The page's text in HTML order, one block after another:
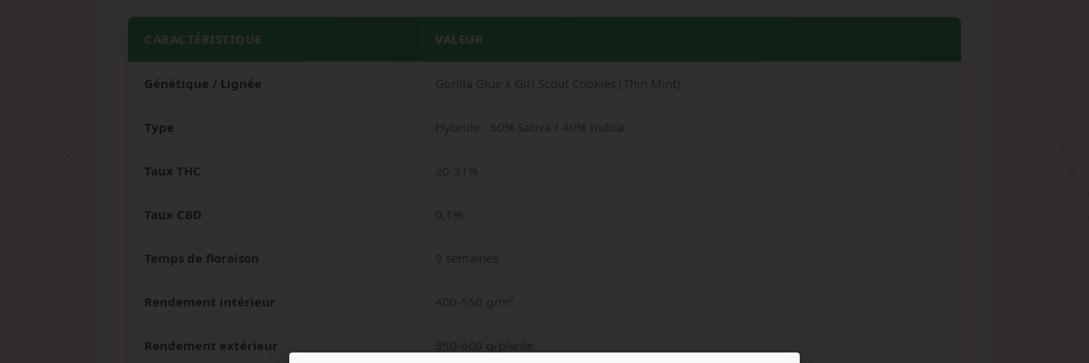
CARACTÉRISTIQUE VALEUR
Génétique / Lignée Gorilla Glue x Girl Scout Cookies (Thin Mint)
Type Hybride - 60% Sativa / 40% Indica
Taux THC 20-31%
Taux CBD 0,1%
Temps de floraison 9 semaines
Rendement intérieur 400-550 g/m²
Rendement extérieur 350-600 g/plante